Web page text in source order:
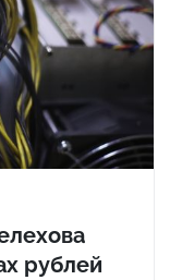
рублей